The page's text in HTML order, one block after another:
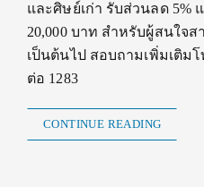
และศิษย์เก่า รับส่วนลด 5%
20,000 บาท สำหรับผู้สนใจ
เป็นต้นไป สอบถามเพิ่มเติมโ
ต่อ 1283
CONTINUE READING